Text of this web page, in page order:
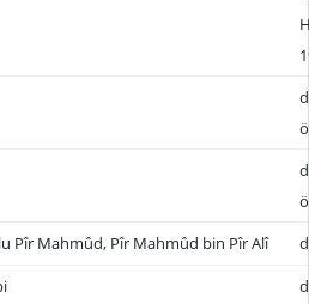
Pîr Mahmûd, Pîr Mahmûd bin Pîr Alî